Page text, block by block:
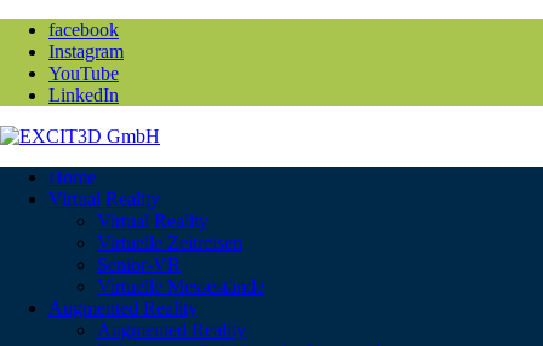
facebook
Instagram
YouTube
LinkedIn
Home
Virtual Reality
Virtual Reality
Virtuelle Zeitreisen
Senior-VR
Virtuelle Messestände
Augmented Reality
Augmented Reality